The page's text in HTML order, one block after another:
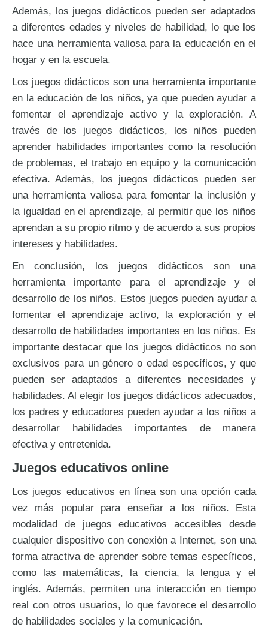
Además, los juegos didácticos pueden ser adaptados
a diferentes edades y niveles de habilidad, lo que los
hace una herramienta valiosa para la educación en el
hogar y en la escuela.
Los juegos didácticos son una herramienta importante
en la educación de los niños, ya que pueden ayudar a
fomentar el aprendizaje activo y la exploración. A
través de los juegos didácticos, los niños pueden
aprender habilidades importantes como la resolución
de problemas, el trabajo en equipo y la comunicación
efectiva. Además, los juegos didácticos pueden ser
una herramienta valiosa para fomentar la inclusión y
la igualdad en el aprendizaje, al permitir que los niños
aprendan a su propio ritmo y de acuerdo a sus propios
intereses y habilidades.
En conclusión, los juegos didácticos son una
herramienta importante para el aprendizaje y el
desarrollo de los niños. Estos juegos pueden ayudar a
fomentar el aprendizaje activo, la exploración y el
desarrollo de habilidades importantes en los niños. Es
importante destacar que los juegos didácticos no son
exclusivos para un género o edad específicos, y que
pueden ser adaptados a diferentes necesidades y
habilidades. Al elegir los juegos didácticos adecuados,
los padres y educadores pueden ayudar a los niños a
desarrollar habilidades importantes de manera
efectiva y entretenida.
Juegos educativos online
Los juegos educativos en línea son una opción cada
vez más popular para enseñar a los niños. Esta
modalidad de juegos educativos accesibles desde
cualquier dispositivo con conexión a Internet, son una
forma atractiva de aprender sobre temas específicos,
como las matemáticas, la ciencia, la lengua y el
inglés. Además, permiten una interacción en tiempo
real con otros usuarios, lo que favorece el desarrollo
de habilidades sociales y la comunicación.